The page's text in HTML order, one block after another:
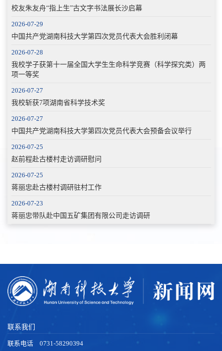
校友朱友舟“指上生”古文字书法展长沙启幕
2026-07-29
中国共产党湖南科技大学第四次党员代表大会胜利闭幕
2026-07-28
我校学子获第十一届全国大学生生命科学竞赛（科学探究类）两
项一等奖
2026-07-27
我校斩获7项湖南省科学技术奖
2026-07-27
中国共产党湖南科技大学第四次党员代表大会预备会议举行
2026-07-25
赵前程赴古楼村走访调研慰问
2026-07-25
蒋丽忠赴古楼村调研驻村工作
2026-07-23
蒋丽忠带队赴中国五矿集团有限公司走访调研
联系我们
联系电话 0731-58290394